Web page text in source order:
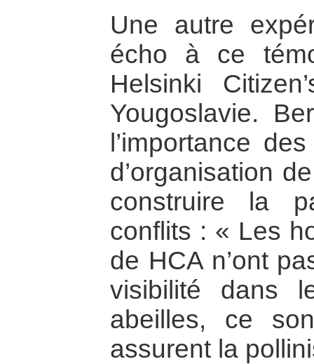
Une autre
écho à ce
Helsinki
Yougoslavie.
l’importance
d’organisation
construire la
conflits : « Les
de HCA n’ont
visibilité dans
abeilles, ce
assurent la